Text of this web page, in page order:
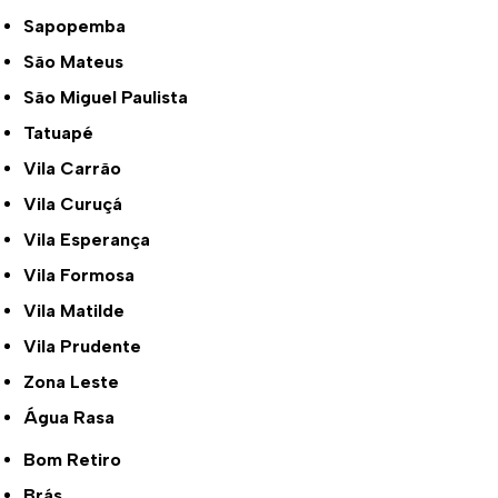
Sapopemba
São Mateus
São Miguel Paulista
Tatuapé
Vila Carrão
Vila Curuçá
Vila Esperança
Vila Formosa
Vila Matilde
Vila Prudente
Zona Leste
Água Rasa
Bom Retiro